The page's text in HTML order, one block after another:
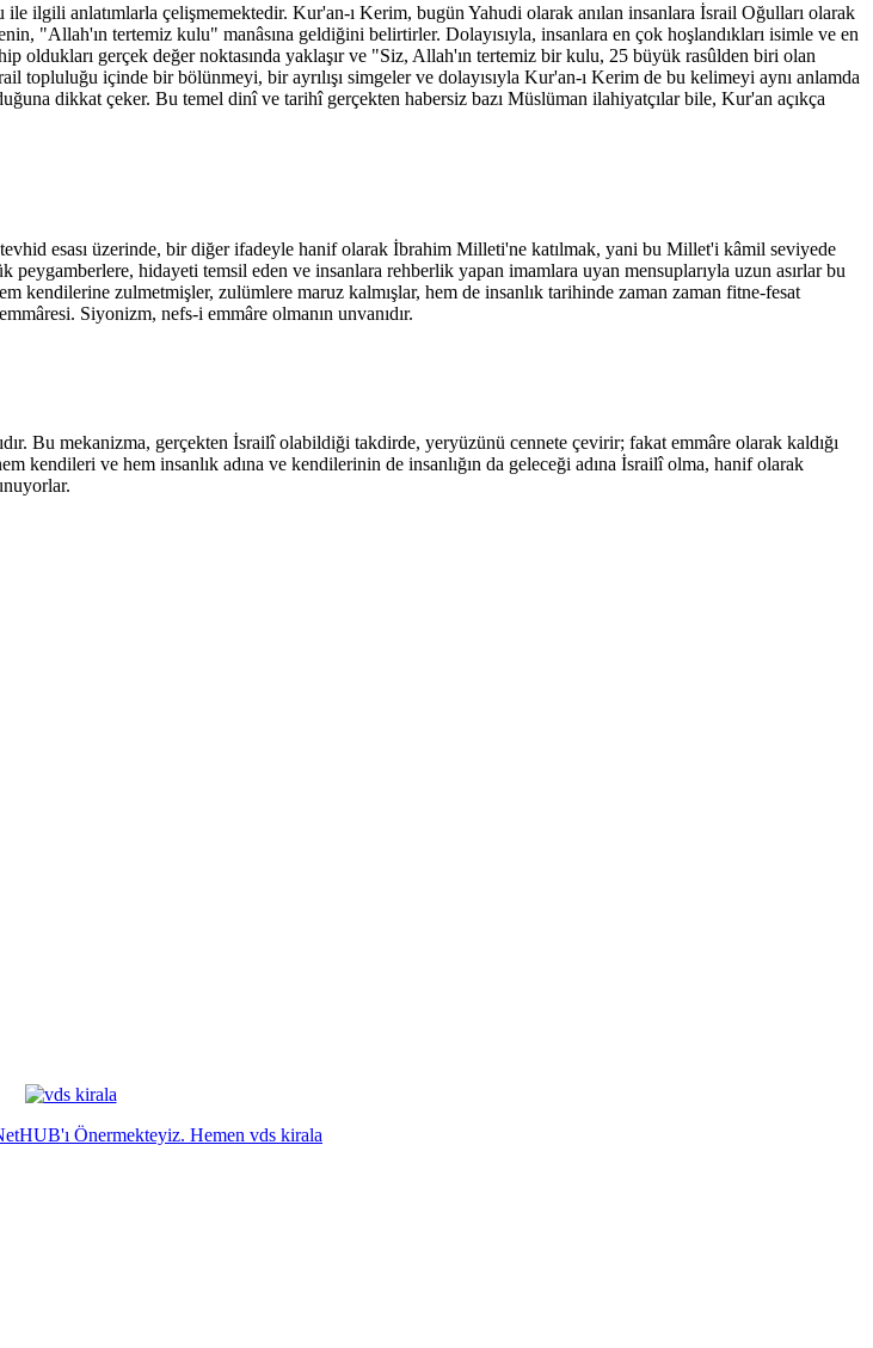
ilgili anlatımlarla çelişmemektedir. Kur'an-ı Kerim, bugün Yahudi olarak anılan insanlara İsrail Oğulları olarak
"Allah'ın tertemiz kulu" manâsına geldiğini belirtirler. Dolayısıyla, insanlara en çok hoşlandıkları isimle ve en
oldukları gerçek değer noktasında yaklaşır ve "Siz, Allah'ın tertemiz bir kulu, 25 büyük rasûlden biri olan
topluluğu içinde bir bölünmeyi, bir ayrılışı simgeler ve dolayısıyla Kur'an-ı Kerim de bu kelimeyi aynı anlamda
dikkat çeker. Bu temel dinî ve tarihî gerçekten habersiz bazı Müslüman ilahiyatçılar bile, Kur'an açıkça
esası üzerinde, bir diğer ifadeyle hanif olarak İbrahim Milleti'ne katılmak, yani bu Millet'i kâmil seviyede
hidayeti temsil eden ve insanlara rehberlik yapan imamlara uyan mensuplarıyla uzun asırlar bu
kendilerine zulmetmişler, zulümlere maruz kalmışlar, hem de insanlık tarihinde zaman zaman fitne-fesat
Siyonizm, nefs-i emmâre olmanın unvanıdır.
Bu mekanizma, gerçekten İsrailî olabildiği takdirde, yeryüzünü cennete çevirir; fakat emmâre olarak kaldığı
ve hem insanlık adına ve kendilerinin de insanlığın da geleceği adına İsrailî olma, hanif olarak
Önermekteyiz. Hemen vds kirala